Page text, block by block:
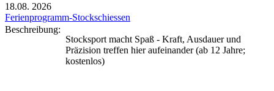
18.08. 2026
Ferienprogramm-Stockschiessen
Beschreibung:
Stocksport macht Spaß - Kraft, Ausdauer und
Präzision treffen hier aufeinander (ab 12 Jahre;
kostenlos)